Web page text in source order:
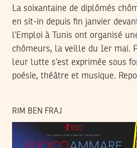
La soixantaine de diplômés
en sit-in depuis fin janvier
l’Emploi à Tunis ont organisé
chômeurs, la veille du 1er mai.
leur lutte s’est exprimée sous
poésie, théâtre et musique.
RIM BEN FRAJ